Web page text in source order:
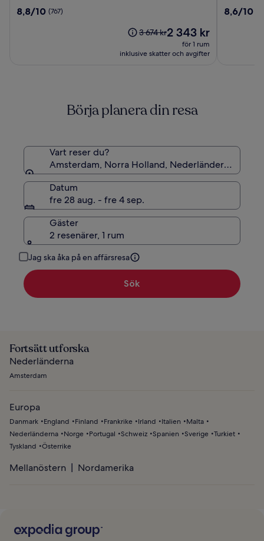
Amsterdam
8.8
8,8/10 (767)
Priset
3 674 kr,
standardpris.
3 674 krPriset
2 343 kr
2 343 kr
för 1 rum
inklusive skatter och avgifter
8.6
8,6/10
Börja planera din resa
Vart reser du?
Amsterdam, Norra Holland, Nederländerna
Datum
fre 28 aug. - fre 4 sep.
Gäster
2 resenärer, 1 rum
Jag ska åka på en affärsresa
Sök
Fortsätt utforska
Nederländerna
Amsterdam
Europa
Danmark England Finland Frankrike Irland Italien
Malta
Nederländerna
Norge Portugal Schweiz Spanien Sverige Turkiet
Tyskland
Österrike
Mellanöstern Nordamerika